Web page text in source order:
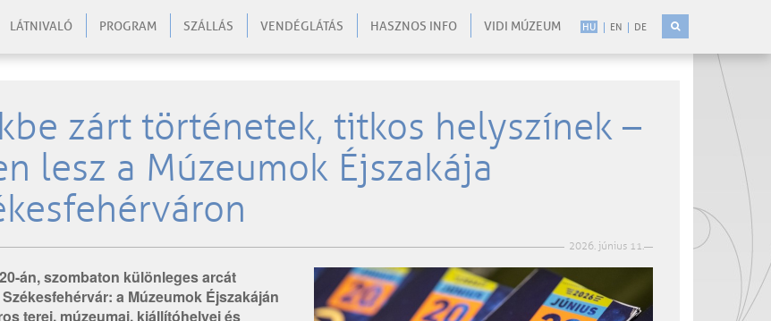
HU EN DE
LÁTNIVALÓ PROGRAM SZÁLLÁS VENDÉGLÁTÁS HASZNOS INFO VIDI MÚZEUM
zárt történetek, titkos helyszínek –
lesz a Múzeumok Éjszakája
2026. június 11.
án, szombaton különleges arcát
a Múzeumok Éjszakáján
terei, múzeumai, kiállítóhelyei és